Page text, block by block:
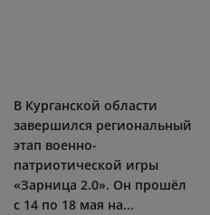
В Курганской области
завершился региональный
этап военно-
патриотической игры
«Зарница 2.0». Он прошёл
с 14 по 18 мая на...